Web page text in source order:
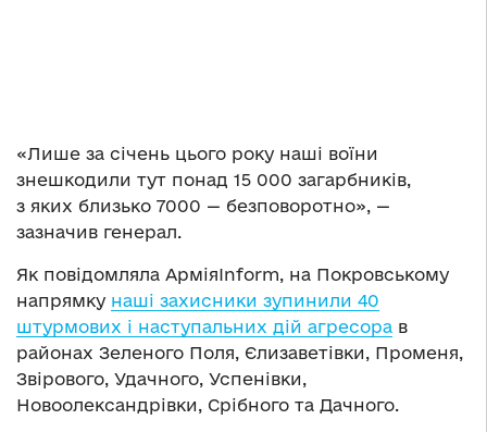
«Лише за січень цього року наші воїни
знешкодили тут понад 15 000 загарбників,
з яких близько 7000 — безповоротно», —
зазначив генерал.
Як повідомляла АрміяInform, на Покровському
напрямку наші захисники зупинили 40
штурмових і наступальних дій агресора в
районах Зеленого Поля, Єлизаветівки, Променя,
Звірового, Удачного, Успенівки,
Новоолександрівки, Срібного та Дачного.